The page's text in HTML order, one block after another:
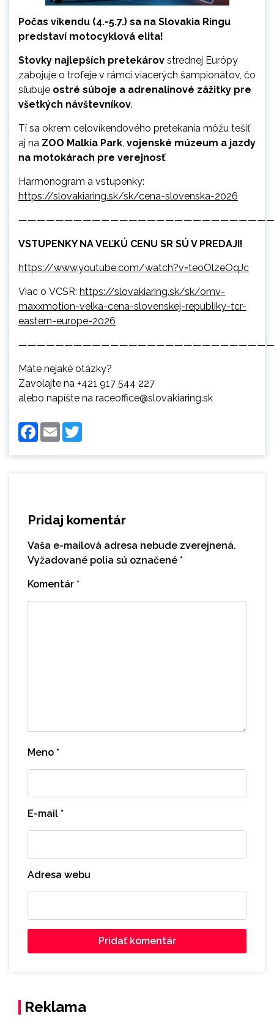
Počas víkendu (4.-5.7.) sa na Slovakia Ringu
predstaví motocyklová elita!
Stovky najlepších pretekárov strednej Európy
zabojuje o trofeje v rámci viacerých šampionátov, čo
sľubuje ostré súboje a adrenalínové zážitky pre
všetkých návštevníkov.
Tí sa okrem celovíkendového pretekania môžu tešiť
aj na ZOO Malkia Park, vojenské múzeum a jazdy
na motokárach pre verejnosť.
Harmonogram a vstupenky:
https://slovakiaring.sk/sk/cena-slovenska-2026
VSTUPENKY NA VEĽKÚ CENU SR SÚ V PREDAJI!
https://www.youtube.com/watch?v=teoOlzeOqJc
Viac o VCSR: https://slovakiaring.sk/sk/omv-
maxxmotion-velka-cena-slovenskej-republiky-tcr-
eastern-europe-2026
Máte nejaké otázky?
Zavolajte na +421 917 544 227
alebo napíšte na raceoffice@slovakiaring.sk
Facebook
Email
Pridaj komentár
Vaša e-mailová adresa nebude zverejnená.
Vyžadované polia sú označené *
Komentár *
Meno *
E-mail *
Adresa webu
Reklama